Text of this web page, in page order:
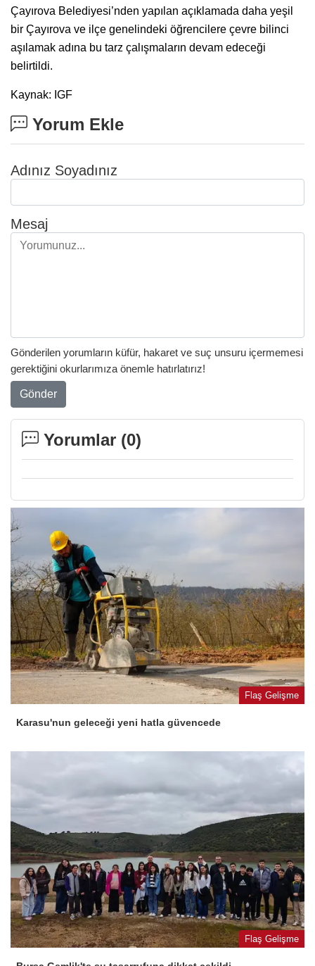
Çayırova Belediyesi’nden yapılan açıklamada daha yeşil
bir Çayırova ve ilçe genelindeki öğrencilere çevre bilinci
aşılamak adına bu tarz çalışmaların devam edeceği
belirtildi.
Kaynak: IGF
Yorum Ekle
Adınız Soyadınız
Mesaj
Gönderilen yorumların küfür, hakaret ve suç unsuru içermemesi
gerektiğini okurlarımıza önemle hatırlatırız!
Gönder
Yorumlar (0)
Flaş Gelişme
Karasu'nun geleceği yeni hatla güvencede
Flaş Gelişme